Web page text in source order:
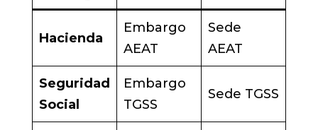
Hacienda
Embargo
AEAT
Sede
AEAT
Seguridad
Social
Embargo
TGSS
Sede TGSS